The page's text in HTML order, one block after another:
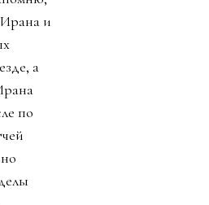
и
а
по